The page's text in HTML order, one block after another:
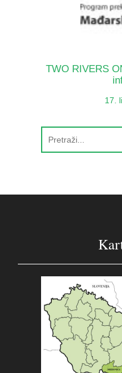
TWO RIVERS
17.